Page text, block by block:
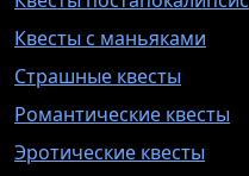
Квесты с маньяками
Страшные квесты
Романтические квесты
Эротические квесты